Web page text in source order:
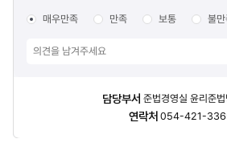
매우만족 만족 보통 불
담당부서 준법경영실 윤리준
연락처 054-421-